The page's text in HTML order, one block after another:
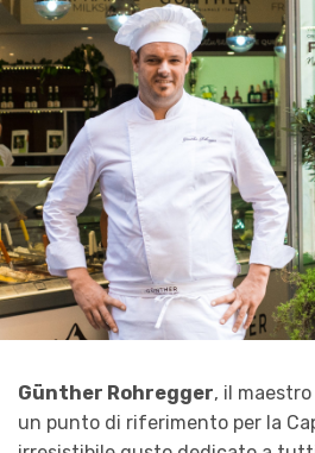
Günther Rohregger, il
un punto di riferimento per la